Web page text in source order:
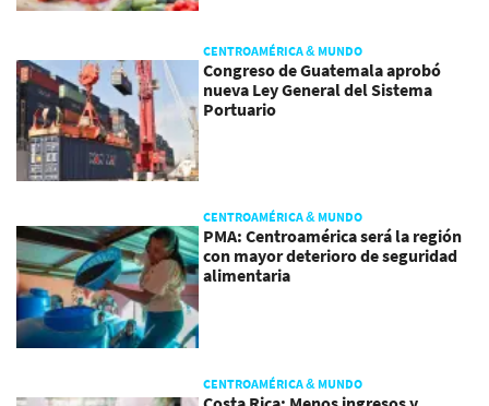
CENTROAMÉRICA & MUNDO
Congreso de Guatemala aprobó
nueva Ley General del Sistema
Portuario
CENTROAMÉRICA & MUNDO
PMA: Centroamérica será la región
con mayor deterioro de seguridad
alimentaria
CENTROAMÉRICA & MUNDO